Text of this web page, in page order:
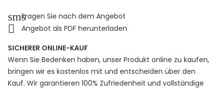
smsFragen Sie nach dem Angebot
 Angebot als PDF herunterladen
SICHERER ONLINE-KAUF
Wenn Sie Bedenken haben, unser Produkt online zu kaufen,
bringen wir es kostenlos mit und entscheiden über den
Kauf. Wir garantieren 100% Zufriedenheit und vollständige